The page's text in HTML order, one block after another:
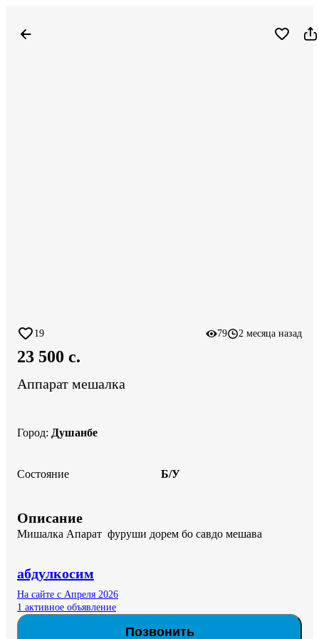
19 79 2 месяца назад
23 500 c.
Аппарат мешалка
Город: Душанбе
Состояние Б/У
Описание
Мишалка Апарат  фуруши дорем бо савдо мешава
абдулкосим
На сайте с Апреля 2026
1 активное объявление
Позвонить